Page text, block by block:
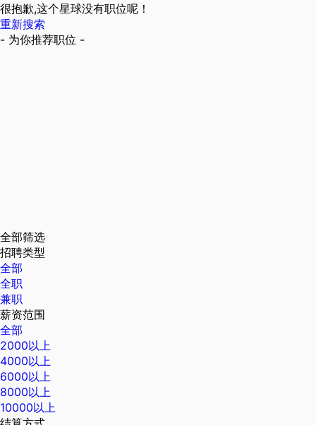
很抱歉,这个星球没有职位呢！
重新搜索
- 为你推荐职位 -
全部筛选
招聘类型
全部
全职
兼职
薪资范围
全部
2000以上
4000以上
6000以上
8000以上
10000以上